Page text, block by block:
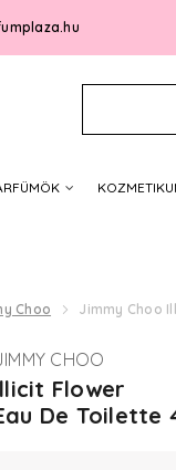
Choo Jimmy Choo
CHOO
Flower
De Toilette